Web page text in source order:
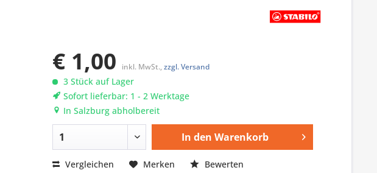
€ 1,00 inkl. MwSt.,zzgl. Versand
3 Stück auf Lager
Sofort lieferbar: 1 - 2 Werktage
In Salzburg abholbereit
In den Warenkorb
Vergleichen Merken Bewerten